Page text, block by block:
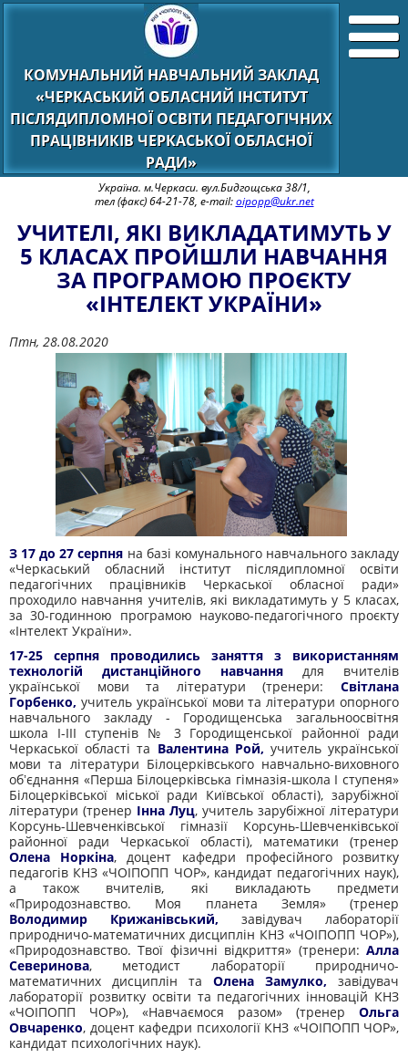
КОМУНАЛЬНИЙ НАВЧАЛЬНИЙ ЗАКЛАД
«ЧЕРКАСЬКИЙ ОБЛАСНИЙ ІНСТИТУТ
ПІСЛЯДИПЛОМНОЇ ОСВІТИ ПЕДАГОГІЧНИХ
ПРАЦІВНИКІВ ЧЕРКАСЬКОЇ ОБЛАСНОЇ
РАДИ»
Україна. м.Черкаси. вул.Бидгощська 38/1,
тел (факс) 64-21-78, e-mail:oipopp@ukr.net
УЧИТЕЛІ, ЯКІ ВИКЛАДАТИМУТЬ У
5 КЛАСАХ ПРОЙШЛИ НАВЧАННЯ
ЗА ПРОГРАМОЮ ПРОЄКТУ
«ІНТЕЛЕКТ УКРАЇНИ»
Птн, 28.08.2020
З 17 до 27 серпня на базі комунального навчального закладу
«Черкаський обласний інститут післядипломної освіти
педагогічних працівників Черкаської обласної ради»
проходило навчання учителів, які викладатимуть у 5 класах,
за 30-годинною програмою науково-педагогічного проєкту
«Інтелект України».
17-25 серпня проводились заняття з використанням
технологій дистанційного навчання для вчителів
української мови та літератури (тренери: Світлана
Горбенко, учитель української мови та літератури опорного
навчального закладу - Городищенська загальноосвітня
школа І-ІІІ ступенів № 3 Городищенської районної ради
Черкаської області та Валентина Рой, учитель української
мови та літератури Білоцерківського навчально-виховного
обʼєднання «Перша Білоцерківська гімназія-школа I ступеня»
Білоцерківської міської ради Київської області), зарубіжної
літератури (тренер Інна Луц, учитель зарубіжної літератури
Корсунь-Шевченківської гімназії Корсунь-Шевченківської
районної ради Черкаської області), математики (тренер
Олена Норкіна, доцент кафедри професійного розвитку
педагогів КНЗ «ЧОІПОПП ЧОР», кандидат педагогічних наук),
а також вчителів, які викладають предмети
«Природознавство. Моя планета Земля» (тренер
Володимир Крижанівський, завідувач лабораторії
природничо-математичних дисциплін КНЗ «ЧОІПОПП ЧОР»),
«Природознавство. Твої фізичні відкриття» (тренери: Алла
Северинова, методист лабораторії природничо-
математичних дисциплін та Олена Замулко, завідувач
лабораторії розвитку освіти та педагогічних інновацій КНЗ
«ЧОІПОПП ЧОР»), «Навчаємося разом» (тренер Ольга
Овчаренко, доцент кафедри психології КНЗ «ЧОІПОПП ЧОР»,
кандидат психологічних наук).